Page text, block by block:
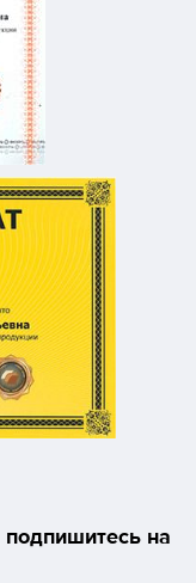
подпишитесь на